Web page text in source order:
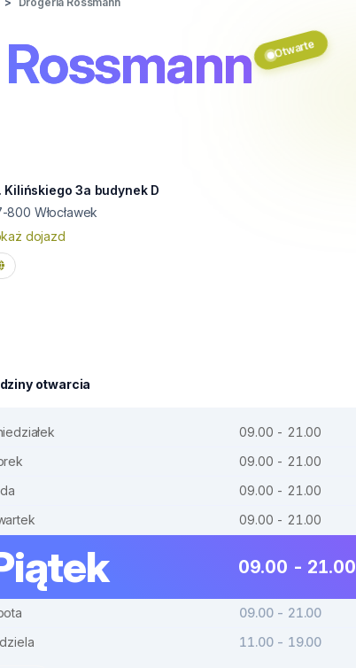
Otwarte
Kilińskiego 3a budynek D
800 Włocławek
dojazd
otwarcia
09.00 - 21.00
09.00 - 21.00
09.00 - 21.00
09.00 - 21.00
09.00 - 21.00
09.00 - 21.00
11.00 - 19.00